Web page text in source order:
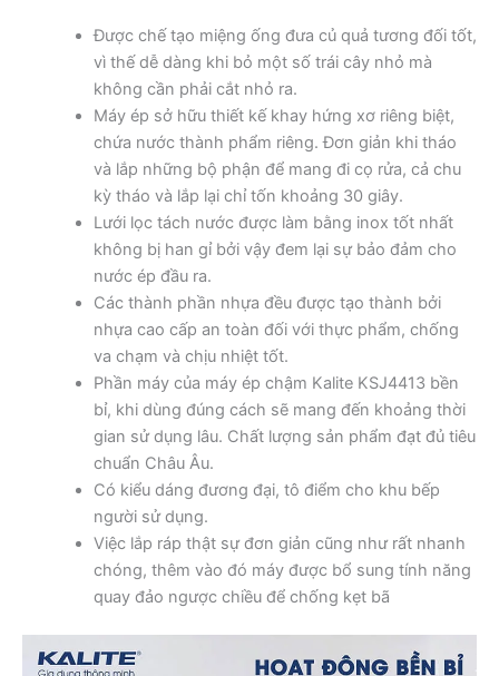
Được chế tạo miệng ống đưa củ quả tương đối tốt,
vì thế dễ dàng khi bỏ một số trái cây nhỏ mà
không cần phải cắt nhỏ ra.
Máy ép sở hữu thiết kế khay hứng xơ riêng biệt,
chứa nước thành phẩm riêng. Đơn giản khi tháo
và lắp những bộ phận để mang đi cọ rửa, cả chu
kỳ tháo và lắp lại chỉ tốn khoảng 30 giây.
Lưới lọc tách nước được làm bằng inox tốt nhất
không bị han gỉ bởi vậy đem lại sự bảo đảm cho
nước ép đầu ra.
Các thành phần nhựa đều được tạo thành bởi
nhựa cao cấp an toàn đối với thực phẩm, chống
va chạm và chịu nhiệt tốt.
Phần máy của máy ép chậm Kalite KSJ4413 bền
bỉ, khi dùng đúng cách sẽ mang đến khoảng thời
gian sử dụng lâu. Chất lượng sản phẩm đạt đủ tiêu
chuẩn Châu Âu.
Có kiểu dáng đương đại, tô điểm cho khu bếp
người sử dụng.
Việc lắp ráp thật sự đơn giản cũng như rất nhanh
chóng, thêm vào đó máy được bổ sung tính năng
quay đảo ngược chiều để chống kẹt bã